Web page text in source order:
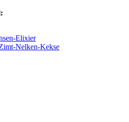
Elixier
Nelken-Kekse